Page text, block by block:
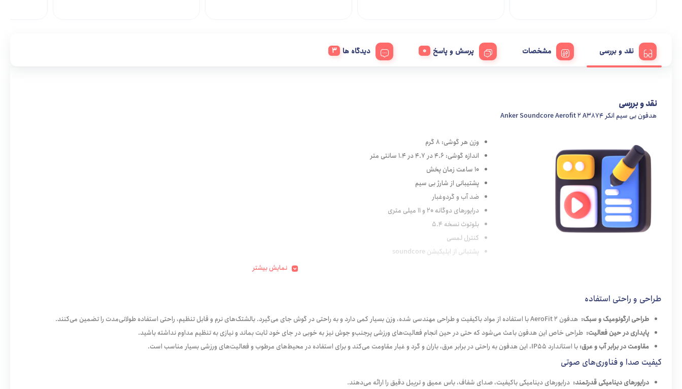
نقد و بررسی مشخصات پرسش و پاسخ دیدگاه ها
نقد و بررسی
هدفون بی سیم انکر Anker Soundcore Aerofit 2 A3874
وزن هر گوشی: 8 گرم
اندازه گوشی: 4.6 در 4.7 در 1.4 سانتی متر
10 ساعت زمان پخش
پشتیبانی از شارژ بی سیم
ضد آب و گردوغبار
درایورهای دوگانه 20 و 11 میلی متری
بلوتوث نسخه 5.4
کنترل لمسی
پشتبانی از اپلیکیشن soundcore
نمایش بیشتر
طراحی و راحتی استفاده
طراحی ارگونومیک و سبک: هدفون AeroFit 2 با استفاده از مواد باکیفیت و طراحی مهندسی شده، وزن بسیار کمی دارد و به راحتی در گوش جای می‌گیرد. بالشتک‌های نرم و قابل تنظیم، راحتی استفاده طولانی‌مدت را تضمین می‌کنند.
پایداری در حین فعالیت: طراحی خاص این هدفون باعث می‌شود که حتی در حین انجام فعالیت‌های ورزشی پرجنب‌و‌ جوش نیز به خوبی در جای خود ثابت بماند و نیازی به تنظیم مداوم نداشته باشید.
مقاومت در برابر آب و عرق:با استاندارد IP55، این هدفون به راحتی در برابر عرق، باران و گرد و غبار مقاومت می‌کند و برای استفاده در محیط‌های مرطوب و فعالیت‌های ورزشی بسیار مناسب است.
کیفیت صدا و فناوری‌های صوتی
درایورهای دینامیکی قدرتمند: درایورهای دینامیکی باکیفیت، صدای شفاف، باس عمیق و تریبل دقیق را ارائه می‌دهند.